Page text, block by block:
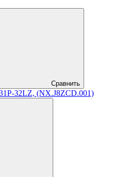
Сравнить
32LZ, (NX.J8ZCD.001)